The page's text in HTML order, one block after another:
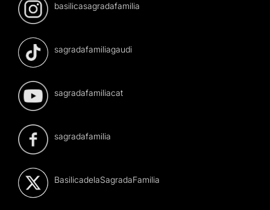
basilicasagradafamilia
sagradafamiliagaudi
sagradafamiliacat
sagradafamilia
BasilicadelaSagradaFamilia